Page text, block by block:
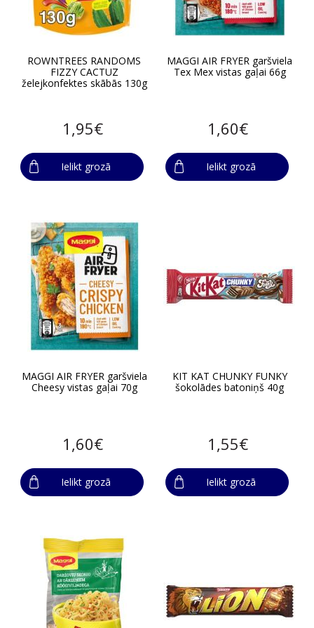
ROWNTREES RANDOMS
FIZZY CACTUZ
želejkonfektes skābās 130g
1,95€
Ielikt grozā
MAGGI AIR FRYER garšviela
Tex Mex vistas gaļai 66g
1,60€
Ielikt grozā
MAGGI AIR FRYER garšviela
Cheesy vistas gaļai 70g
1,60€
Ielikt grozā
KIT KAT CHUNKY FUNKY
šokolādes batoniņš 40g
1,55€
Ielikt grozā